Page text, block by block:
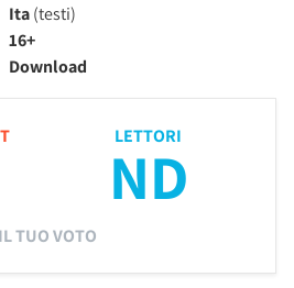
Ita(testi)
16+
Download
LETTORI
ND
IL TUO VOTO